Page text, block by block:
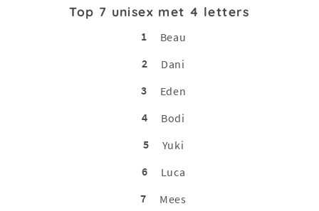
Top 7 unisex met 4 letters
1
Beau
2
Dani
3
Eden
4
Bodi
5
Yuki
6
Luca
7
Mees